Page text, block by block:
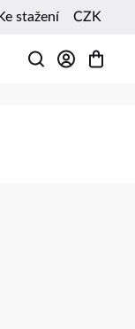
Ke stažení CZK